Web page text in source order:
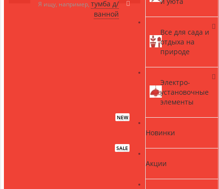
Я ищу, например, тумба д/
ванной
Все для сада и
отдыха на
природе
Электро-
установочные
элементы
NEW
Новинки
SALE
Акции